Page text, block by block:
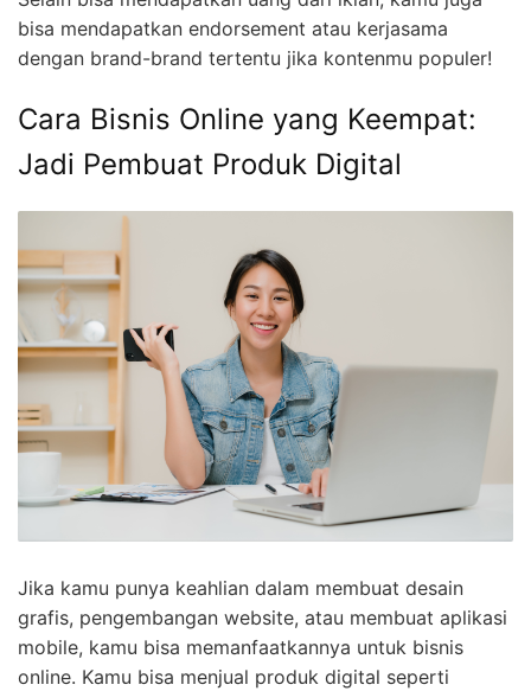
bisa mendapatkan endorsement atau kerjasama
dengan brand-brand tertentu jika kontenmu populer!
Cara Bisnis Online yang Keempat:
Jadi Pembuat Produk Digital
Jika kamu punya keahlian dalam membuat desain
grafis, pengembangan website, atau membuat aplikasi
mobile, kamu bisa memanfaatkannya untuk bisnis
online. Kamu bisa menjual produk digital seperti